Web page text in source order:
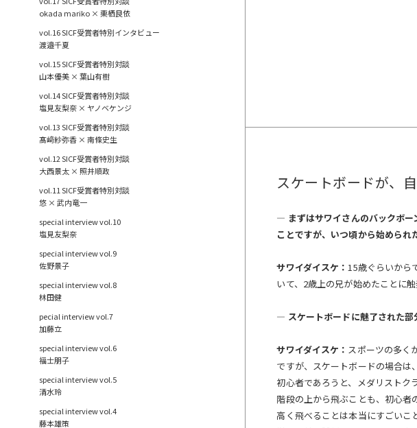
okada mariko × 栗栖良依
vol.16 SICF受賞者特別インタビュー
渡邉千夏
vol.15 SICF受賞者特別対談
山本優美 × 葉山有樹
vol.14 SICF受賞者特別対談
塩見友梨奈 × ヤノベケンジ
vol.13 SICF受賞者特別対談
髙﨑紗弥香 × 南條史生
vol.12 SICF受賞者特別対談
大西景太 × 照井順政
vol.11 SICF受賞者特別対談
悠 × 武内竜一
special interview vol.10
塩見友梨奈
special interview vol.9
佐野景子
special interview vol.8
林田健
pecial interview vol.7
加藤立
special interview vol.6
福士朋子
special interview vol.5
清水玲
special interview vol.4
藤本雄策
スケートボードが、
— まずはサワイさんのバックボー
ことですが、いつ頃から始められ
サワイダイスケ：15歳ぐらいから
いて、2歳上の兄が始めたことに
― スケートボードに魅了された部
サワイダイスケ： スポーツの多く
ですが、スケートボードの場合は
初心者であろうと、メダリストク
階段の上から飛ぶことも、初心者
高く飛べることは本当にすごいこ